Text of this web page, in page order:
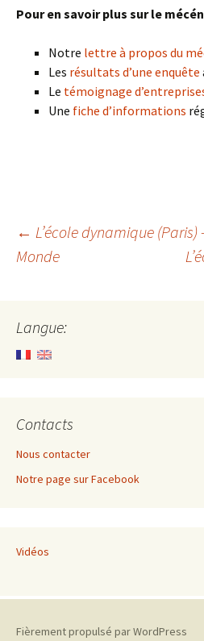
Pour en savoir plus sur le
Notre lettre à propos du
Les résultats d’une enquête
Le témoignage
Une fiche d’informations
Navigation
articles
← L’école dynamique (Paris)
Monde
Langue:
Contacts
Nous contacter
Notre page sur Facebook
Vidéos
Fièrement propulsé par WordPress